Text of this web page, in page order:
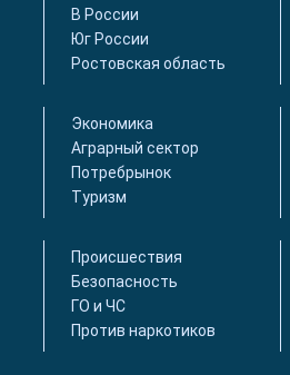
В России
Юг России
Ростовская область
Экономика
Аграрный сектор
Потребрынок
Туризм
Происшествия
Безопасность
ГО и ЧС
Против наркотиков